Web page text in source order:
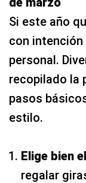
Si este año
con
personal.
recopilado la
pasos
estilo.
Elige bien
regalar